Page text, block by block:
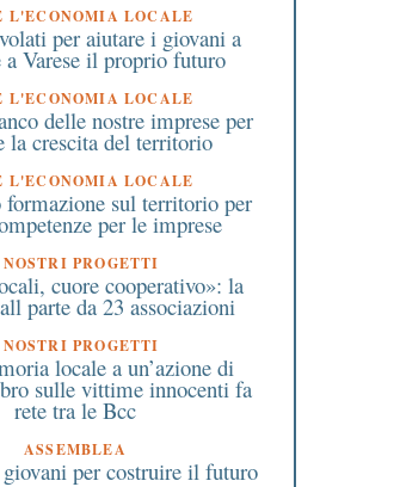
L'ECONOMIA LOCALE
per aiutare i giovani a
a Varese il proprio futuro
L'ECONOMIA LOCALE
delle nostre imprese per
la crescita del territorio
L'ECONOMIA LOCALE
formazione sul territorio per
per le imprese
PROGETTI
cuore cooperativo»: la
parte da 23 associazioni
PROGETTI
locale a un’azione di
sulle vittime innocenti fa
rete tra le Bcc
ASSEMBLEA
per costruire il futuro